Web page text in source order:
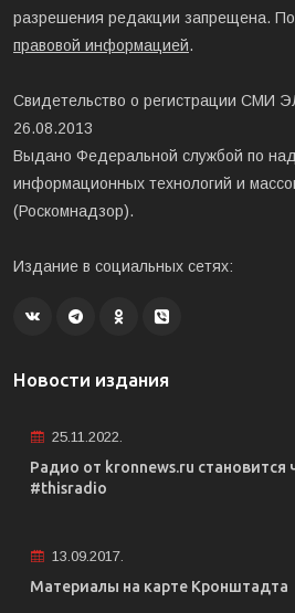
разрешения редакции запрещена.
правовой информацией.
Свидетельство о регистрации СМИ
26.08.2013
Выдано Федеральной службой по
информационных технологий и
(Роскомнадзор).
Издание в социальных сетях:
Новости издания
25.11.2022.
Радио от kronnews.ru становится
#thisradio
13.09.2017.
Материалы на карте Кронштадта